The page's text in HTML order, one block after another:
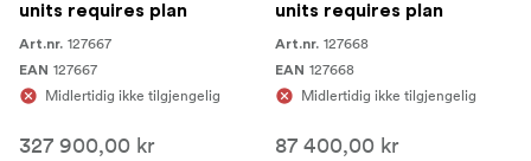
units requires plan
Art.nr. 127667
EAN 127667
Midlertidig ikke tilgjengelig
327 900,00 kr
units requires plan
Art.nr. 127668
EAN 127668
Midlertidig ikke tilgjengelig
87 400,00 kr